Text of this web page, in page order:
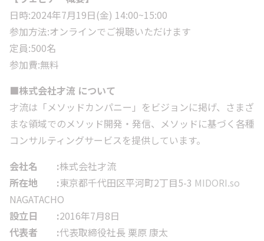
日時:2024年7月19日(金) 14:00~15:00
参加方法:オンラインでご視聴いただけます
定員:500名
参加費:無料
■株式会社才流 について
才流は「メソッドカンパニー」をビジョンに掲げ、さまざ
まな領域でのメソッド開発・発信、メソッドに基づく各種
コンサルティングサービスを提供しています。
会社名 :株式会社才流
所在地 :東京都千代田区平河町2丁目5-3 MIDORI.so
NAGATACHO
設立日 :2016年7月8日
代表者 :代表取締役社長 栗原 康太